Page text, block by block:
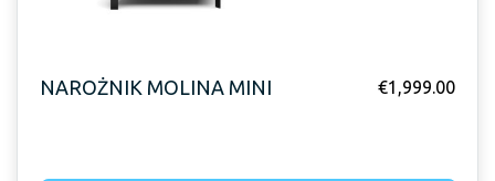
NAROŻNIK MOLINA MINI €1,999.00